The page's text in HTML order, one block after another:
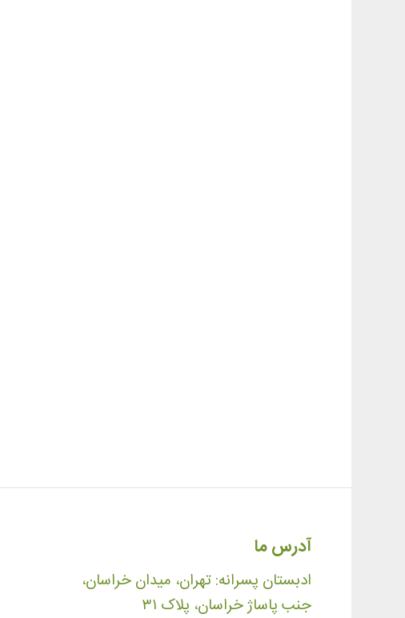
آدرس ما
ادبستان پسرانه: تهران، میدان خراسان،
جنب پاساژ خراسان، پلاک ۳۱